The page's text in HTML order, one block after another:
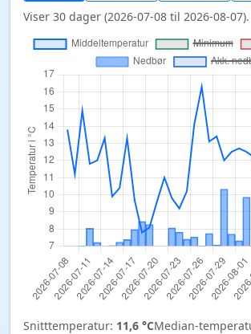
Viser 30 dager (2026-07-08 til 2026-08-07).
Snitttemperatur: 11,6 °CMedian-